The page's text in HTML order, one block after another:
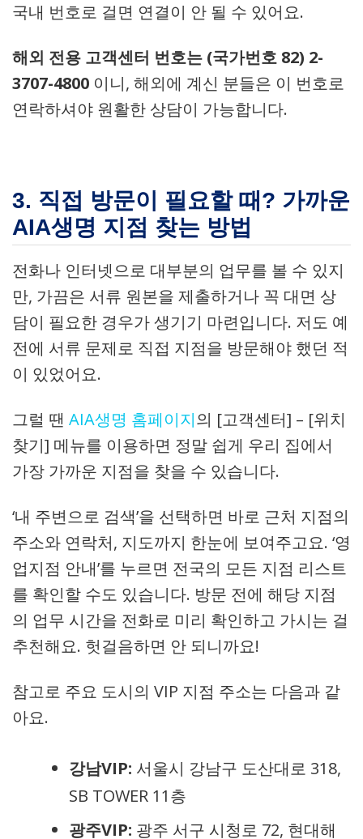
국내 번호로 걸면 연결이 안 될 수 있어요.
해외 전용 고객센터 번호는 (국가번호 82) 2-
3707-4800 이니, 해외에 계신 분들은 이 번호로
연락하셔야 원활한 상담이 가능합니다.
3. 직접 방문이 필요할 때? 가까운
AIA생명 지점 찾는 방법
전화나 인터넷으로 대부분의 업무를 볼 수 있지
만, 가끔은 서류 원본을 제출하거나 꼭 대면 상
담이 필요한 경우가 생기기 마련입니다. 저도 예
전에 서류 문제로 직접 지점을 방문해야 했던 적
이 있었어요.
그럴 땐 AIA생명 홈페이지의 [고객센터] – [위치
찾기] 메뉴를 이용하면 정말 쉽게 우리 집에서
가장 가까운 지점을 찾을 수 있습니다.
‘내 주변으로 검색’을 선택하면 바로 근처 지점의
주소와 연락처, 지도까지 한눈에 보여주고요. ‘영
업지점 안내’를 누르면 전국의 모든 지점 리스트
를 확인할 수도 있습니다. 방문 전에 해당 지점
의 업무 시간을 전화로 미리 확인하고 가시는 걸
추천해요. 헛걸음하면 안 되니까요!
참고로 주요 도시의 VIP 지점 주소는 다음과 같
아요.
강남VIP: 서울시 강남구 도산대로 318,
SB TOWER 11층
광주VIP: 광주 서구 시청로 72, 현대해